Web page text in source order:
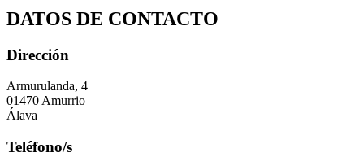
DATOS DE CONTACTO
Dirección
Armurulanda, 4
01470 Amurrio
Álava
Teléfono/s